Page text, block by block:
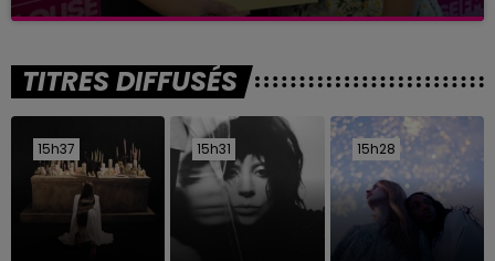
TITRES DIFFUSÉS
15h37
15h37 15h31
15h31 15h28
15h28